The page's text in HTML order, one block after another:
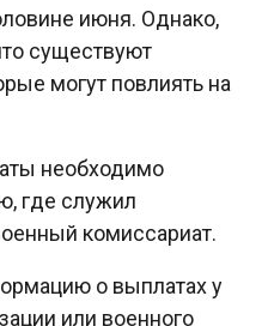
июня. Однако,
существуют
могут повлиять на
необходимо
где служил
комиссариат.
о выплатах у
или военного